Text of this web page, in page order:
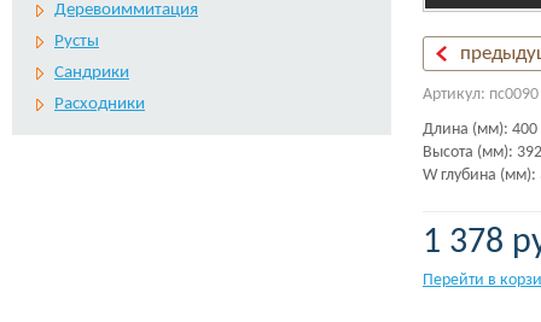
Деревоиммитация
Русты
Сандрики
Расходники
Артикул: пс0090
Длина (мм): 400
Высота (мм): 392
W глубина (мм):
1 378
Перейти в